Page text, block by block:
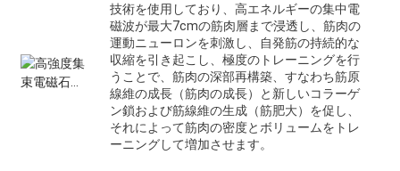
技術を使用しており、高エネルギーの集中電
磁波が最大7cmの筋肉層まで浸透し、筋肉の
運動ニューロンを刺激し、自発筋の持続的な
収縮を引き起こし、極度のトレーニングを行
うことで、筋肉の深部再構築、すなわち筋原
線維の成長（筋肉の成長）と新しいコラーゲ
ン鎖および筋線維の生成（筋肥大）を促し、
それによって筋肉の密度とボリュームをトレ
ーニングして増加させます。